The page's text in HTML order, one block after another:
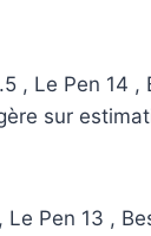
, Le Pen 14
sur
Le Pen 13 ,